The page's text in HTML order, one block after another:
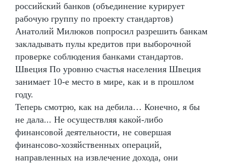
российский банков (объединение курирует
рабочую группу по проекту стандартов)
Анатолий Милюков попросил разрешить банкам
закладывать пулы кредитов при выборочной
проверке соблюдения банками стандартов.
Швеция По уровню счастья населения Швеция
занимает 10-е место в мире, как и в прошлом
году.
Теперь смотрю, как на дебила… Конечно, я бы
не дала... Не осуществляя какой-либо
финансовой деятельности, не совершая
финансово-хозяйственных операций,
направленных на извлечение дохода, они